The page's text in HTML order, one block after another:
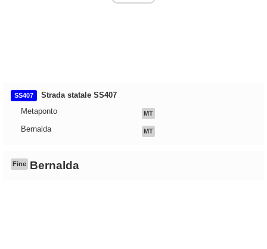
SS407
Strada statale SS407
Metaponto
MT
Bernalda MT
Fine Bernalda